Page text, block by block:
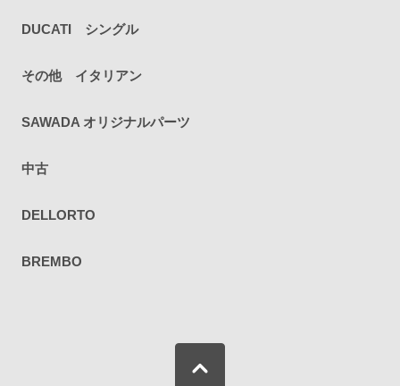
DUCATI シングル
その他 イタリアン
SAWADA オリジナルパーツ
中古
DELLORTO
BREMBO